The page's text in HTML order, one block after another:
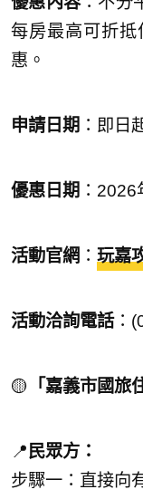
每房最高可折
惠。
申請日期 ：即日
優惠日期 ：
活動官網 ： 玩嘉
活動洽詢電話：
🟡 「嘉義市國旅
📍 民眾方：
步驟一：直接向